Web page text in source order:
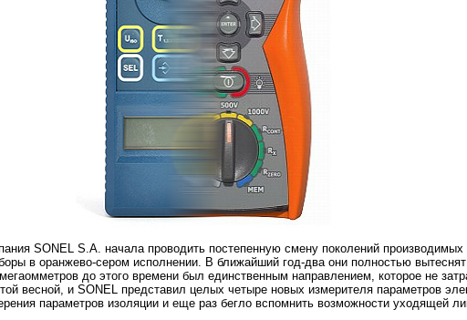
SONEL S.A. начала проводить постепенную смену поколений
в оранжево-сером исполнении. В ближайший год-два они полностью
до этого времени был единственным направлением, которое не
весной, и SONEL представил целых четыре новых измерителя параметров
параметров изоляции и еще раз бегло вспомнить возможности уходящей